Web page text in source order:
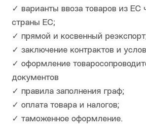
✓ варианты ввоза товаров из ЕС
страны ЕС;
✓ прямой и косвенный
✓ заключение контрактов и
✓ оформление
документов
✓ правила заполнения граф;
✓ оплата товара и налогов;
✓ таможенное оформление.